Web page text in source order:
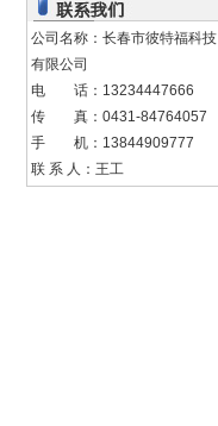
公司名称：长春市彼特福科技
有限公司
电 话：13234447666
传 真：0431-84764057
手 机：13844909777
联 系 人：王工